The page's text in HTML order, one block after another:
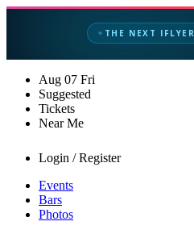
✦ THE NEXT IFLYER
Aug 07 Fri
Suggested
Tickets
Near Me
Login / Register
Events
Bars
Photos